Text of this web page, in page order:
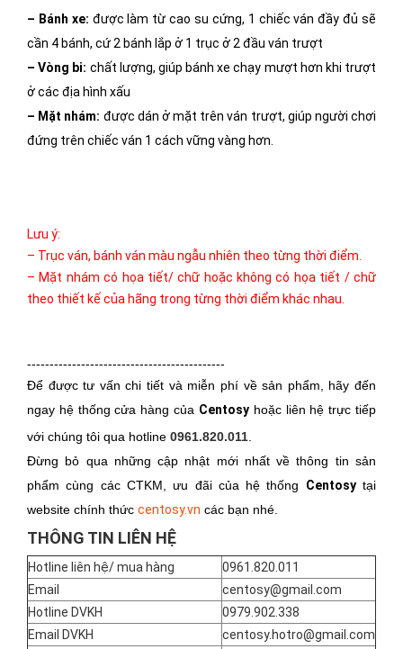
– Bánh xe: được làm từ cao su cứng, 1 chiếc ván đầy đủ sẽ
cần 4 bánh, cứ 2 bánh lắp ở 1 trục ở 2 đầu ván trượt
– Vòng bi: chất lượng, giúp bánh xe chạy mượt hơn khi trượt
ở các địa hình xấu
– Mặt nhám: được dán ở mặt trên ván trượt, giúp người chơi
đứng trên chiếc ván 1 cách vững vàng hơn.
Lưu ý:
– Trục ván, bánh ván màu ngẫu nhiên theo từng thời điểm.
– Mặt nhám có họa tiết/ chữ hoặc không có họa tiết / chữ
theo thiết kế của hãng trong từng thời điểm khác nhau.
--------------------------------------------
Để được tư vấn chi tiết và miễn phí về sản phẩm, hãy đến
ngay hệ thống cửa hàng của Centosyhoặc liên hệ trực tiếp
với chúng tôi qua hotline 0961.820.011.
Đừng bỏ qua những cập nhật mới nhất về thông tin sản
phẩm cùng các CTKM, ưu đãi của hệ thống Centosytại
website chính thức centosy.vn các bạn nhé.
THÔNG TIN LIÊN HỆ
Hotline liên hệ/ mua hàng
0961.820.011
Email
centosy@gmail.com
Hotline DVKH
0979.902.338
Email DVKH
centosy.hotro@gmail.com